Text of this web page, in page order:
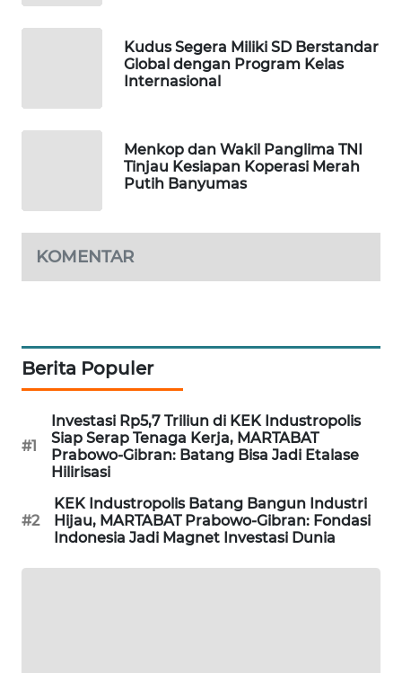
Kudus Segera Miliki SD Berstandar
Global dengan Program Kelas
Internasional
Menkop dan Wakil Panglima TNI
Tinjau Kesiapan Koperasi Merah
Putih Banyumas
KOMENTAR
Berita Populer
#1
Investasi Rp5,7 Triliun di KEK Industropolis
Siap Serap Tenaga Kerja, MARTABAT
Prabowo-Gibran: Batang Bisa Jadi Etalase
Hilirisasi
#2
KEK Industropolis Batang Bangun Industri
Hijau, MARTABAT Prabowo-Gibran: Fondasi
Indonesia Jadi Magnet Investasi Dunia
METRO
METRO
MEDAN
NEWS
KARING
NEWS
JURNAL
MARITIM